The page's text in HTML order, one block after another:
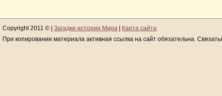
Copyright 2011 © | Загадки истории Мира
Карта сайта
При копировании материала активная ссылка на сайт обязательна.